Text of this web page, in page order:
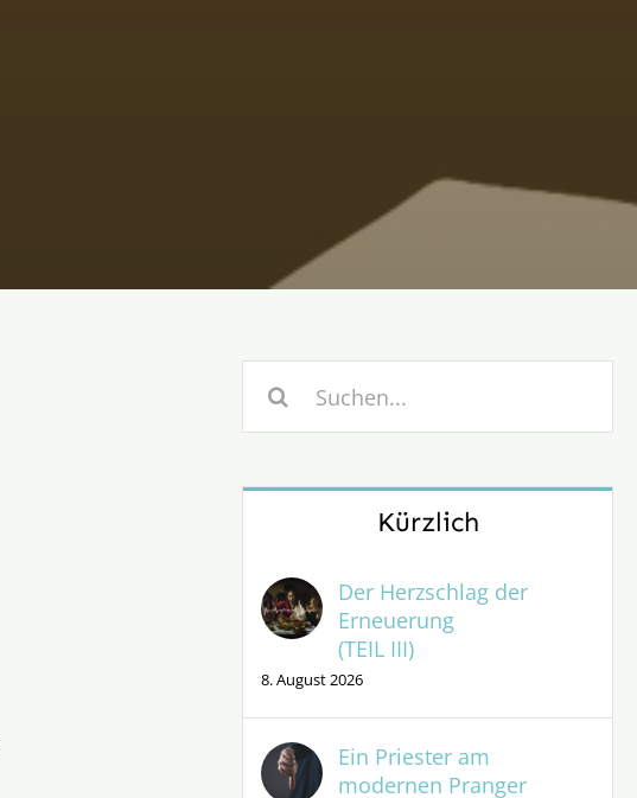
nach:
Kürzlich
Der Herzschlag der
Erneuerung
(TEIL III)
8. August 2026
Ein Priester am
modernen Pranger